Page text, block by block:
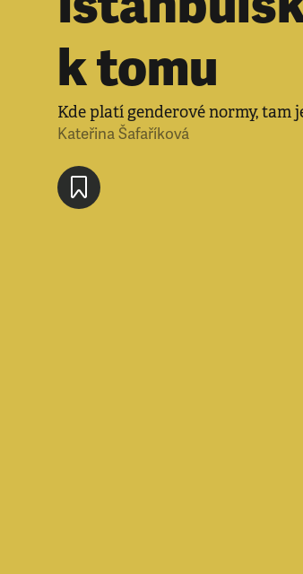
k tomu
Kde platí genderové normy, tam
Kateřina Šafaříková